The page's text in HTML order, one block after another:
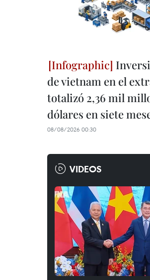
de vietnam en el
totalizó 2,36 mil
dólares en siete
08/08/2026 00:30
VIDEOS